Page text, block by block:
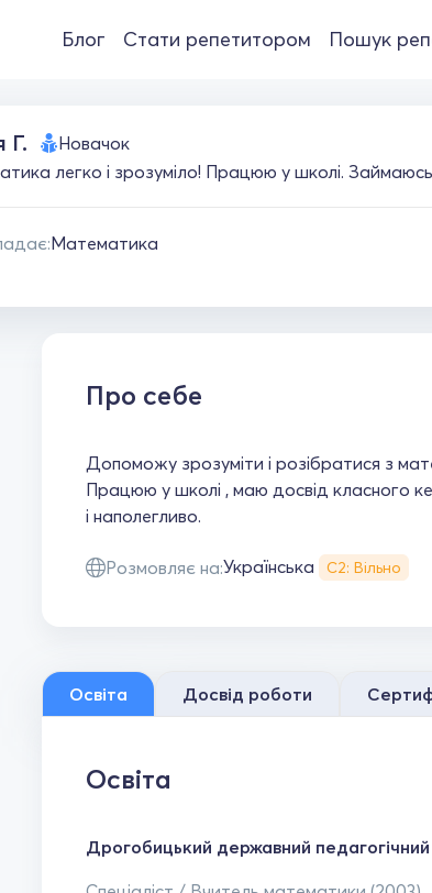
Блог Стати репетитором Пошук
Г.
Новачок
легко і зрозуміло! Працюю у школі.
Математика
Про себе
Допоможу зрозуміти і розібратися з
Працюю у школі , маю досвід класного
і наполегливо.
Розмовляє на:Українська С2: Вільно
Освіта Досвід роботи
Освіта
Дрогобицький державний